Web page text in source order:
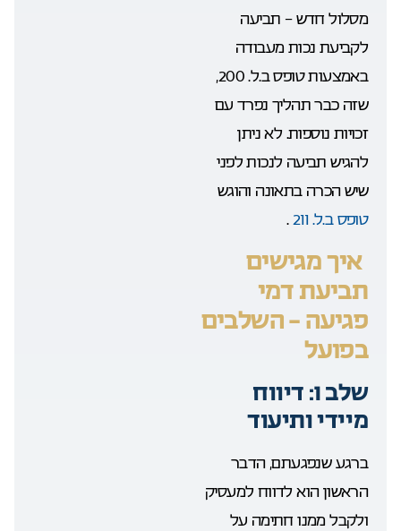
מסלול חדש – תביעה
לקביעת נכות מעבודה
באמצעות טופס ב.ל. 200,
שזה כבר תהליך נפרד עם
זכויות נוספות. לא ניתן
להגיש תביעה לנכות לפני
שיש הכרה בתאונה והוגש
טופס ב.ל. 211
.
איך מגישים
תביעת דמי
פגיעה – השלבים
בפועל
שלב 1: דיווח
מיידי ותיעוד
ברגע שנפגעתם, הדבר
הראשון הוא לדווח למעסיק
ולקבל ממנו חתימה על